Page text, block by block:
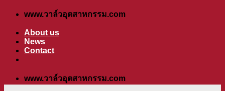
ข้าม
เนื้อหา
www.วาล์วอุตสาหกรรม.com
About us
News
Contact
www.วาล์วอุตสาหกรรม.com